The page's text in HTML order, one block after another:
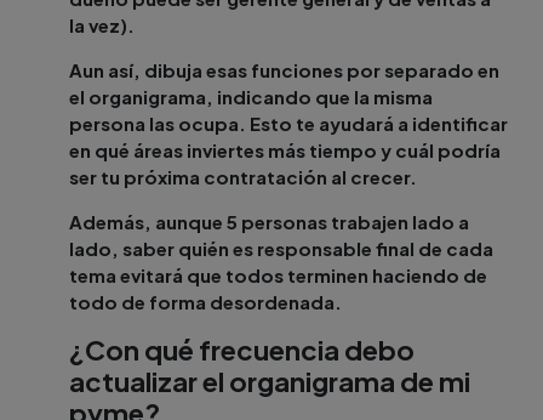
la vez).
Aun así, dibuja esas funciones por separado en
el organigrama, indicando que la misma
persona las ocupa. Esto te ayudará a identificar
en qué áreas inviertes más tiempo y cuál podría
ser tu próxima contratación al crecer.
Además, aunque 5 personas trabajen lado a
lado, saber quién es responsable final de cada
tema evitará que todos terminen haciendo de
todo de forma desordenada.
¿Con qué frecuencia debo
actualizar el organigrama de mi
pyme?